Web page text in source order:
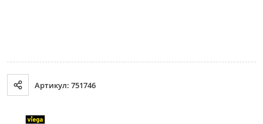
Артикул: 751746